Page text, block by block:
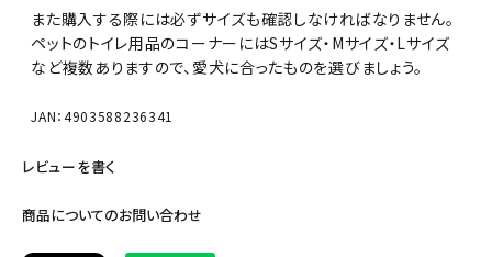
また購入する際には必ずサイズも確認しなければなりません。
ペットのトイレ用品のコーナーにはSサイズ・Mサイズ・Lサイズ
など複数ありますので、愛犬に合ったものを選びましょう。
JAN：4903588236341
レビューを書く
商品についてのお問い合わせ